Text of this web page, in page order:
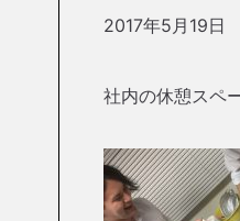
2017年5月19日
社内の休憩スペ